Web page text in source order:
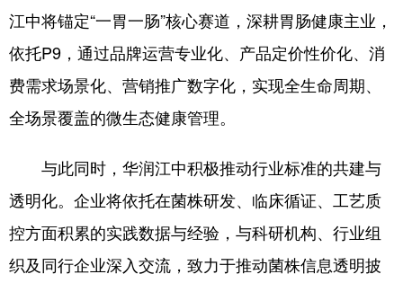
江中将锚定“一胃一肠”核心赛道，深耕胃肠健康主业，
依托P9，通过品牌运营专业化、产品定价性价化、消
费需求场景化、营销推广数字化，实现全生命周期、
全场景覆盖的微生态健康管理。
与此同时，华润江中积极推动行业标准的共建与
透明化。企业将依托在菌株研发、临床循证、工艺质
控方面积累的实践数据与经验，与科研机构、行业组
织及同行企业深入交流，致力于推动菌株信息透明披